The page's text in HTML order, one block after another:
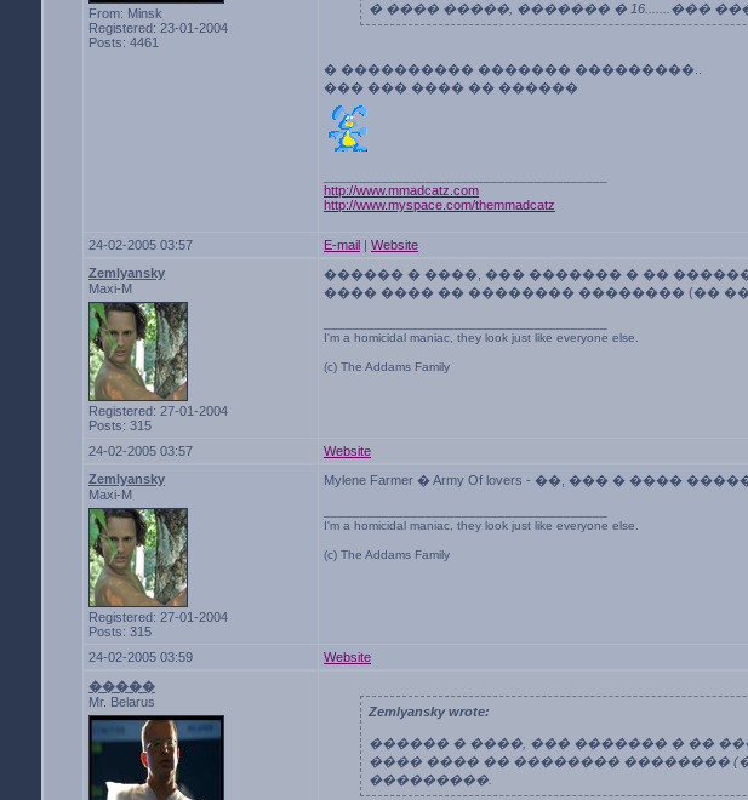
From: Minsk
Registered: 23-01-2004
Posts: 4461
� ���� �����, ������� � 16.......���
� ���������� ������� ���������..
��� ��� ���� �� ������
http://www.mmadcatz.com
http://www.myspace.com/themmadcatz
24-02-2005 03:57 E-mail | Website
Zemlyansky
Maxi-M
Registered: 27-01-2004
Posts: 315
������ � ����, ��� ������� � ��
���� ���� �� �������� �������� (��
I'm a homicidal maniac, they look just like everyone else.
(c) The Addams Family
24-02-2005 03:57
Website
Zemlyansky
Maxi-M
Registered: 27-01-2004
Posts: 315
Mylene Farmer � Army Of lovers - ��, ��� � ����
I'm a homicidal maniac, they look just like everyone else.
(c) The Addams Family
24-02-2005 03:59
Website
�����
Mr. Belarus
Zemlyansky wrote:
������ � ����, ��� ������� � ��
���� ���� �� �������� ��������
���������.